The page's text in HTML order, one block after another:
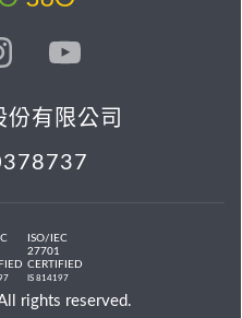
有限公司
ISO/IEC
27701
CERTIFIED
IS 814197
rights reserved.